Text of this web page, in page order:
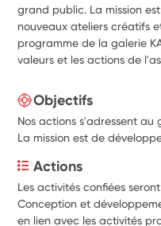
grand public. La mission
nouveaux ateliers créatifs
programme de la galerie
valeurs et les actions de
Objectifs
Nos actions s'adressent au
La mission est de
Actions
Les activités confiées
Conception et
en lien avec les activités